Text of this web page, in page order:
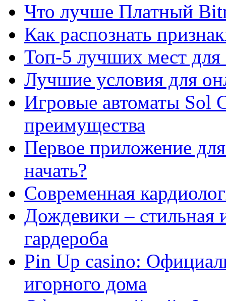
Что лучше Платный
Как распознать
Топ-5 лучших мест для
Лучшие условия для
Игровые автоматы Sol
преимущества
Первое приложение
начать?
Современная
Дождевики – стильная
гардероба
Pin Up casino:
игорного дома